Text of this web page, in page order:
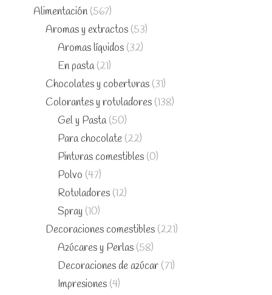
Alimentación (567)
Aromas y extractos (53)
Aromas líquidos (32)
En pasta (21)
Chocolates y coberturas (31)
Colorantes y rotuladores (138)
Gel y Pasta (50)
Para chocolate (22)
Pinturas comestibles (0)
Polvo (47)
Rotuladores (12)
Spray (10)
Decoraciones comestibles (221)
Azúcares y Perlas (58)
Decoraciones de azúcar (71)
Impresiones (4)